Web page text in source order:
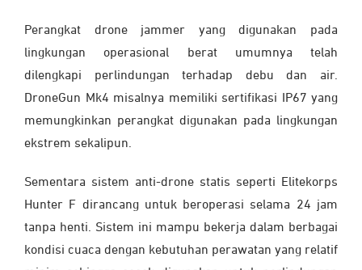
Perangkat drone jammer yang digunakan pada
lingkungan operasional berat umumnya telah
dilengkapi perlindungan terhadap debu dan air.
DroneGun Mk4 misalnya memiliki sertifikasi IP67 yang
memungkinkan perangkat digunakan pada lingkungan
ekstrem sekalipun.
Sementara sistem anti-drone statis seperti Elitekorps
Hunter F dirancang untuk beroperasi selama 24 jam
tanpa henti. Sistem ini mampu bekerja dalam berbagai
kondisi cuaca dengan kebutuhan perawatan yang relatif